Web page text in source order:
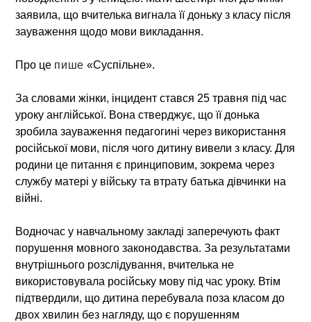
заявила, що вчителька вигнала її доньку з класу після
зауваження щодо мови викладання.
Про це пише «Суспільне».
За словами жінки, інцидент стався 25 травня під час
уроку англійської. Вона стверджує, що її донька
зробила зауваження педагогині через використання
російської мови, після чого дитину вивели з класу. Для
родини це питання є принциповим, зокрема через
службу матері у війську та втрату батька дівчинки на
війні.
Водночас у навчальному закладі заперечують факт
порушення мовного законодавства. За результатами
внутрішнього розслідування, вчителька не
використовувала російську мову під час уроку. Втім
підтвердили, що дитина перебувала поза класом до
двох хвилин без нагляду, що є порушенням